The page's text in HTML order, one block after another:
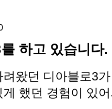
하고 있습니다.
려왔던 디아블로3
했던 경험이 있